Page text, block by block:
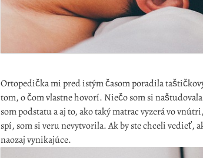
Ortopedička mi pred istým časom poradila
tom, o čom vlastne hovorí. Niečo som si
som podstatu a aj to, ako taký matrac vyzerá vo
spí, som si veru nevytvorila. Ak by ste chceli vedieť,
naozaj vynikajúce.